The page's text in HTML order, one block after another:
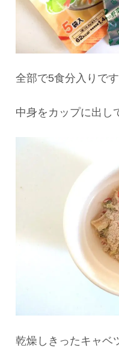
全部で5食分入りです
中身をカップに出し
乾燥しきったキャベ